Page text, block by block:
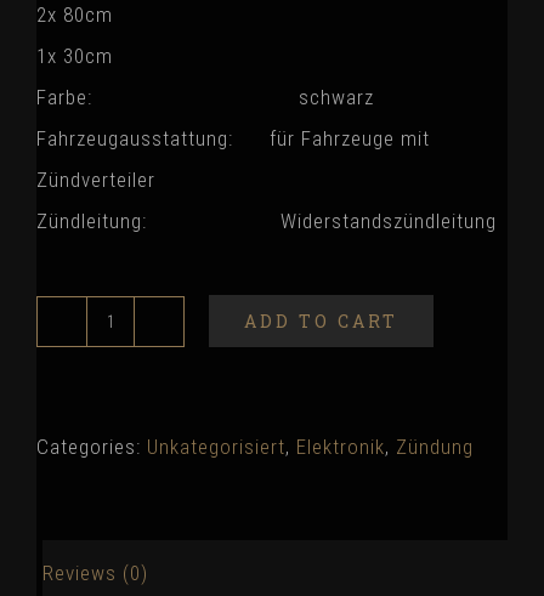
2x 80cm
1x 30cm
Farbe: schwarz
Fahrzeugausstattung: für Fahrzeuge mit
Zündverteiler
Zündleitung: Widerstandszündleitung
NGK
ADD TO CART
Categories: Unkategorisiert, Elektronik, Zündung
Reviews (0)